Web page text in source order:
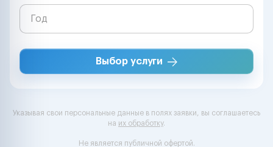
Выбор услуги
Указывая свои персональные данные в полях заявки, вы соглашаетесь
на их обработку.
Не является публичной офертой.